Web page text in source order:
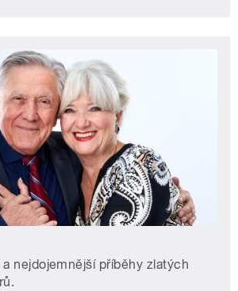
nejdojemnější příběhy zlatých